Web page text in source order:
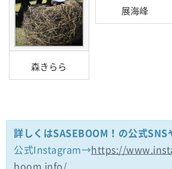
森きらら
展海峰
詳しくはSASEBOOM！の公式SNS
公式Instagram→https://
boom.info/